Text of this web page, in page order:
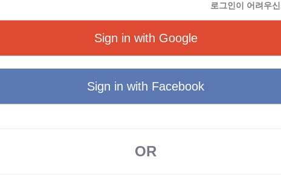
로그인이 어려우
Sign in with Google
Sign in with Facebook
OR